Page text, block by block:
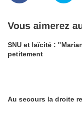
Vous aimerez
SNU et laïcité :
petitement
Au secours la droite